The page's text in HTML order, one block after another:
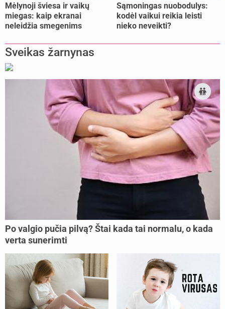
Mėlynoji šviesa ir vaikų
miegas: kaip ekranai
neleidžia smegenims
Sąmoningas nuobodulys:
kodėl vaikui reikia leisti
nieko neveikti?
Sveikas žarnynas
Po valgio pučia pilvą? Štai kada tai normalu, o kada
verta sunerimti